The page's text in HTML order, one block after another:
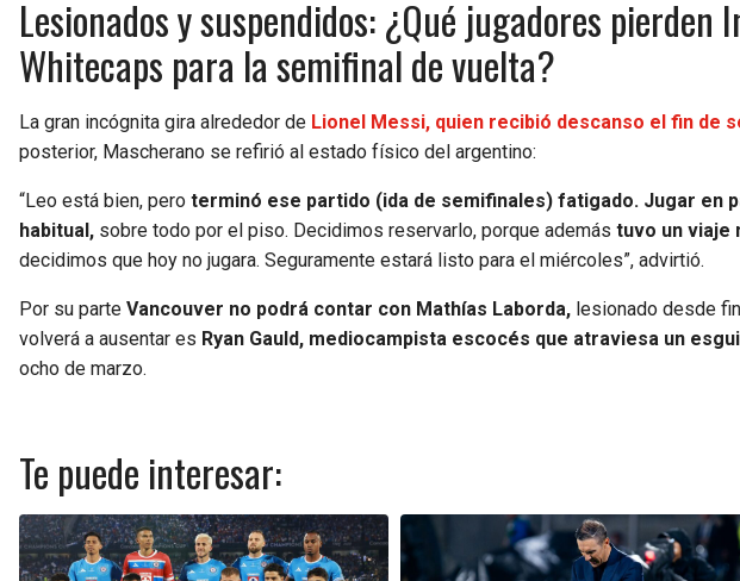
Lesionados y suspendidos: ¿Qué jugadores pierden
Whitecaps para la semifinal de vuelta?
La gran incógnita gira alrededor de Lionel Messi, quien recibió descanso el fin de
posterior, Mascherano se refirió al estado físico del argentino:
“Leo está bien, pero terminó ese partido (ida de semifinales) fatigado. Jugar en
habitual, sobre todo por el piso. Decidimos reservarlo, porque además tuvo un viaje
decidimos que hoy no jugara. Seguramente estará listo para el miércoles”, advirtió.
Por su parte Vancouver no podrá contar con Mathías Laborda, lesionado desde
volverá a ausentar es Ryan Gauld, mediocampista escocés que atraviesa un
ocho de marzo.
Te puede interesar: